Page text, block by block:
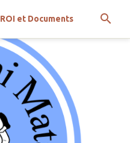
ROI et Documents